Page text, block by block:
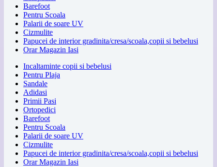
Barefoot
Pentru Scoala
Palarii de soare UV
Cizmulite
Papucei de interior gradinita/cresa/scoala,copii si bebelusi
Orar Magazin Iasi
Incaltaminte copii si bebelusi
Pentru Plaja
Sandale
Adidasi
Primii Pasi
Ortopedici
Barefoot
Pentru Scoala
Palarii de soare UV
Cizmulite
Papucei de interior gradinita/cresa/scoala,copii si bebelusi
Orar Magazin Iasi